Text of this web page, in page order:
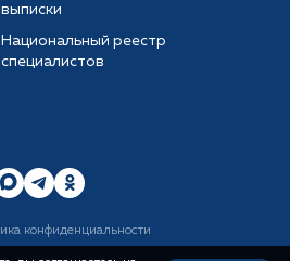
выписки
Национальный реестр
специалистов
конфиденциальности